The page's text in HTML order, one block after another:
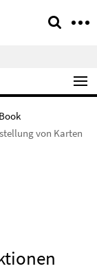
von Karten